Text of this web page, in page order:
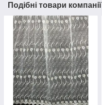
Подібні товари компанії